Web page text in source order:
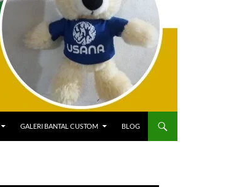
GALERI BANTAL CUSTOM BLOG